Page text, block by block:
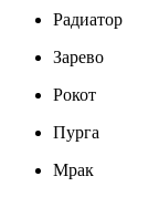
Радиатор
Зарево
Рокот
Пурга
Мрак